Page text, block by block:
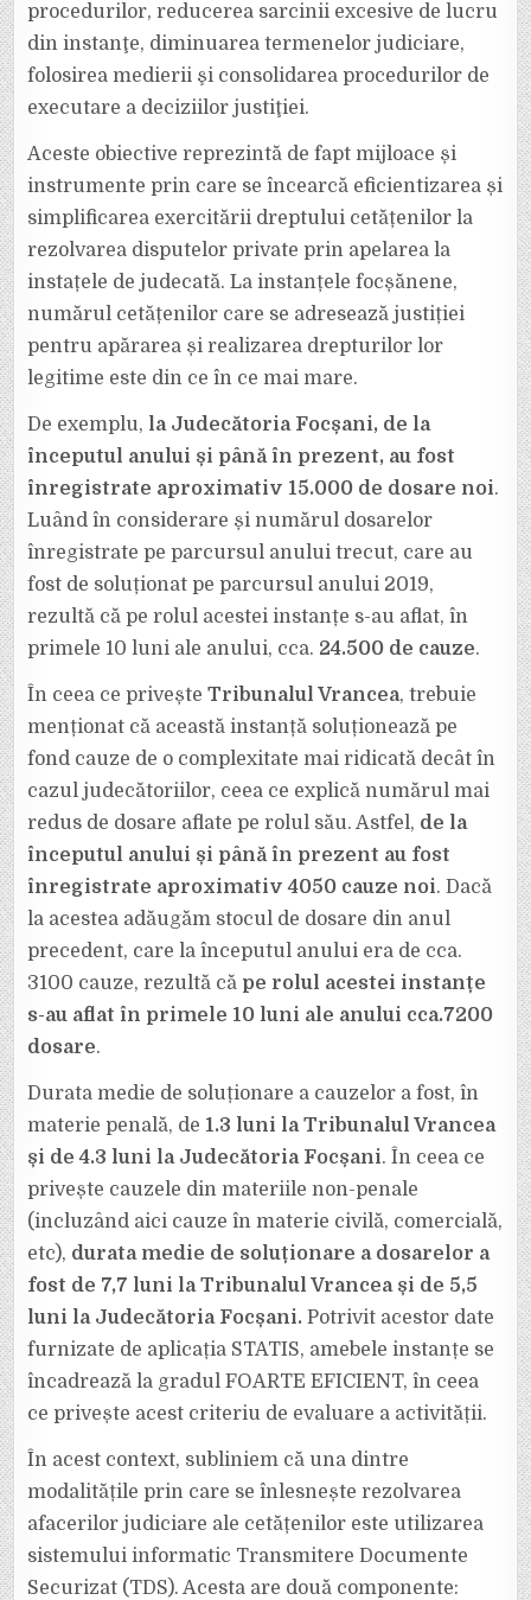
procedurilor, reducerea sarcinii excesive de lucru
din instanţe, diminuarea termenelor judiciare,
folosirea medierii şi consolidarea procedurilor de
executare a deciziilor justiţiei.
Aceste obiective reprezintă de fapt mijloace și
instrumente prin care se încearcă eficientizarea și
simplificarea exercitării dreptului cetățenilor la
rezolvarea disputelor private prin apelarea la
instațele de judecată. La instanțele focșănene,
numărul cetățenilor care se adresează justiției
pentru apărarea și realizarea drepturilor lor
legitime este din ce în ce mai mare.
De exemplu, la Judecătoria Focșani, de la
începutul anului și până în prezent, au fost
înregistrate aproximativ 15.000 de dosare noi.
Luând în considerare și numărul dosarelor
înregistrate pe parcursul anului trecut, care au
fost de soluționat pe parcursul anului 2019,
rezultă că pe rolul acestei instanțe s-au aflat, în
primele 10 luni ale anului, cca. 24.500 de cauze.
În ceea ce priveșteTribunalul Vrancea, trebuie
menționat că această instanță soluționează pe
fond cauze de o complexitate mai ridicată decât în
cazul judecătoriilor, ceea ce explică numărul mai
redus de dosare aflate pe rolul său. Astfel, de la
începutul anului și până în prezent au fost
înregistrate aproximativ 4050 cauze noi. Dacă
la acestea adăugăm stocul de dosare din anul
precedent, care la începutul anului era de cca.
3100 cauze, rezultă că pe rolul acestei instanțe
s-au aflat în primele 10 luni ale anului cca.7200
dosare.
Durata medie de soluționare a cauzelor a fost, în
materie penală, de 1.3 luni la Tribunalul Vrancea
și de 4.3 luni la Judecătoria Focșani. În ceea ce
privește cauzele din materiile non-penale
(incluzând aici cauze în materie civilă, comercială,
etc), durata medie de soluționare a dosarelor a
fost de 7,7 luni la Tribunalul Vrancea și de 5,5
luni la Judecătoria Focșani. Potrivit acestor date
furnizate de aplicația STATIS, amebele instanțe se
încadrează la gradul FOARTE EFICIENT, în ceea
ce privește acest criteriu de evaluare a activității.
În acest context, subliniem că una dintre
modalitățile prin care se înlesnește rezolvarea
afacerilor judiciare ale cetățenilor este utilizarea
sistemului informatic Transmitere Documente
Securizat (TDS). Acesta are două componente: